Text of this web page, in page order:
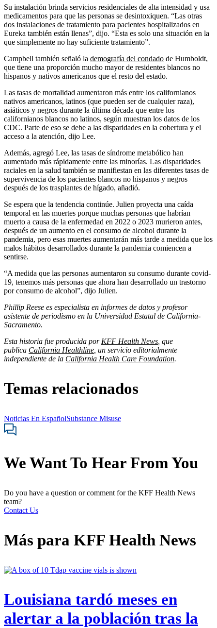
Su instalación brinda servicios residenciales de alta intensidad y usa
medicamentos para que las personas se desintoxiquen. “Las otras
dos instalaciones de tratamiento para pacientes hospitalizados en
Eureka también están llenas”, dijo. “Esta es solo una situación en la
que simplemente no hay suficiente tratamiento”.
Campbell también señaló la demografía del condado de Humboldt,
que tiene una proporción mucho mayor de residentes blancos no
hispanos y nativos americanos que el resto del estado.
Las tasas de mortalidad aumentaron más entre los californianos
nativos americanos, latinos (que pueden ser de cualquier raza),
asiáticos y negros durante la última década que entre los
californianos blancos no latinos, según muestran los datos de los
CDC. Parte de eso se debe a las disparidades en la cobertura y el
acceso a la atención, dijo Lee.
Además, agregó Lee, las tasas de síndrome metabólico han
aumentado más rápidamente entre las minorías. Las disparidades
raciales en la salud también se manifiestan en las diferentes tasas de
supervivencia de los pacientes blancos no hispanos y negros
después de los trasplantes de hígado, añadió.
Se espera que la tendencia continúe. Julien proyecta una caída
temporal en las muertes porque muchas personas que habrían
muerto a causa de la enfermedad en 2022 o 2023 murieron antes,
después de un aumento en el consumo de alcohol durante la
pandemia, pero esas muertes aumentarán más tarde a medida que los
malos hábitos desarrollados durante la pandemia comiencen a
sentirse.
“A medida que las personas aumentaron su consumo durante covid-
19, tenemos más personas que ahora han desarrollado un trastorno
por consumo de alcohol”, dijo Julien.
Phillip Reese es especialista en informes de datos y profesor
asistente de periodismo en la Universidad Estatal de California-
Sacramento.
Esta historia fue producida por KFF Health News , que
publica California Healthline , un servicio editorialmente
independiente de la California Health Care Foundation.
Temas relacionados
Noticias En EspañolSubstance Misuse
We Want To Hear From You
Do you have a question or comment for the KFF Health News
team?
Contact Us
Más para KFF Health News
Louisiana tardó meses en
alertar a la población tras la